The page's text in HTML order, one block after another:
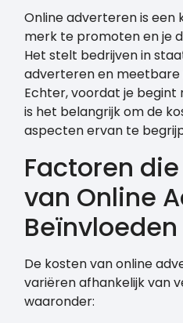
Online adverteren is een
merk te promoten en je
Het stelt bedrijven in
adverteren en
Echter, voordat je
is het belangrijk om de
aspecten ervan te
Factoren
van Online
Beïnvloeden
De kosten van online
variëren afhankelijk van
waaronder: